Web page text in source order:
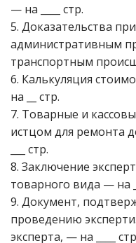
— на ____ стр.
5. Доказательства
административным
транспортным
6. Калькуляция
на __ стр.
7. Товарные и
истцом для ремонта
___ стр.
8. Заключение
товарного вида — на
9. Документ,
проведению
эксперта, — на ____